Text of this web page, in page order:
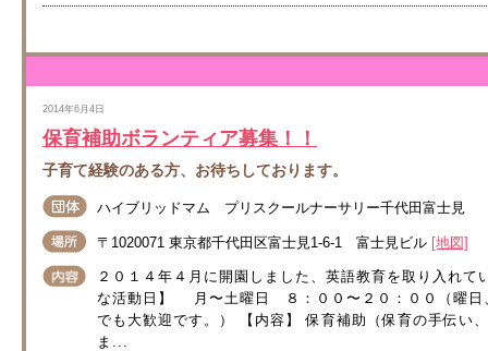
2014年6月4日
保育補助ボランティア募集！！
子育て経験のある方、お待ちしております。
ハイブリッドマム プリスクールナーサリー千代田富士見
〒1020071 東京都千代田区富士見1-6-1 富士見ビル [地図]
２０１４年４月に開園しました、英語教育を取り入れ
な活動日】 月〜土曜日 ８：００〜２０：００（曜日
でも大歓迎です。） 【内容】 保育補助（保育の手伝い
ま...